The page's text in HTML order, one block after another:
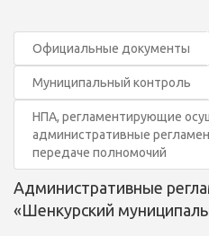
Официальные документы
Муниципальный контроль
НПА, регламентирующие
административные
передаче полномочий
Административные
«Шенкурский